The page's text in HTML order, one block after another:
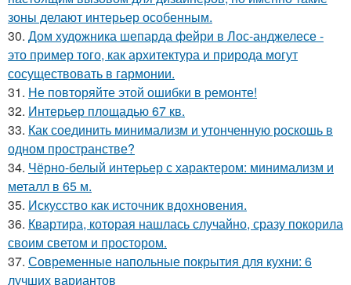
зоны делают интерьер особенным.
30. Дом художника шепарда фейри в Лос-анджелесе -
это пример того, как архитектура и природа могут
сосуществовать в гармонии.
31. Не повторяйте этой ошибки в ремонте!
32. Интерьер площадью 67 кв.
33. Как соединить минимализм и утонченную роскошь в
одном пространстве?
34. Чёрно-белый интерьер с характером: минимализм и
металл в 65 м.
35. Искусство как источник вдохновения.
36. Квартира, которая нашлась случайно, сразу покорила
своим светом и простором.
37. Современные напольные покрытия для кухни: 6
лучших вариантов